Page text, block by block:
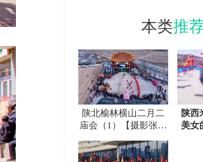
本类推
陕北榆林横山二月二
庙会（1）【摄影张宝
陕西
美女